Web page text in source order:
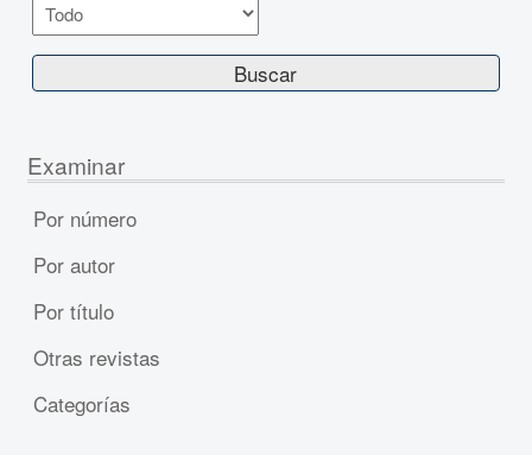
Examinar
Por número
Por autor
Por título
Otras revistas
Categorías